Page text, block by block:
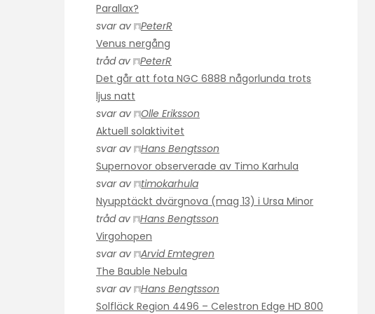
Parallax?
svar av
PeterR
Venus nergång
tråd av
PeterR
Det går att fota NGC 6888 någorlunda trots
ljus natt
svar av
Olle Eriksson
Aktuell solaktivitet
svar av
Hans Bengtsson
Supernovor observerade av Timo Karhula
svar av
timokarhula
Nyupptäckt dvärgnova (mag 13) i Ursa Minor
tråd av
Hans Bengtsson
Virgohopen
svar av
Arvid Emtegren
The Bauble Nebula
svar av
Hans Bengtsson
Solfläck Region 4496 – Celestron Edge HD 800